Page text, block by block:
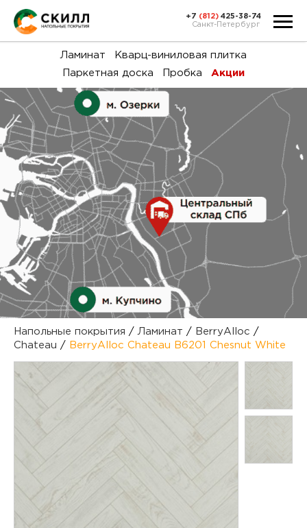
и
+7 (812) 425-38-74
Санкт-Петербург
Ламинат
Кварц-виниловая плитка
Паркетная доска
Пробка Акции
Напольные покрытия / Ламинат / BerryAlloc /
Chateau / BerryAlloc Chateau B6201 Chesnut White